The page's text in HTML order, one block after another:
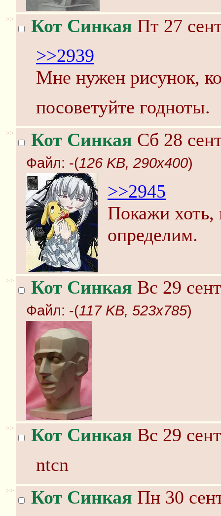
>> Кот Синкая Пт 27
>>2939
Мне нужен рисунок,
посоветуйте годноты.
>> Кот Синкая Сб 28
Файл: -(126 KB, 290x400)
>>2945
Покажи хоть,
определим.
>> Кот Синкая Вс 29
Файл: -(117 KB, 523x785)
>> Кот Синкая Вс 29
ntcn
>> Кот Синкая Пн 30